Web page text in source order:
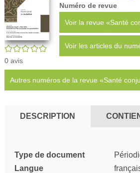
/5
0 avis
Numéro de revue
Voir la revue «Santé
Voir les articles du
Autres numéros de la revue «Santé
DESCRIPTION
Type de document
Langue